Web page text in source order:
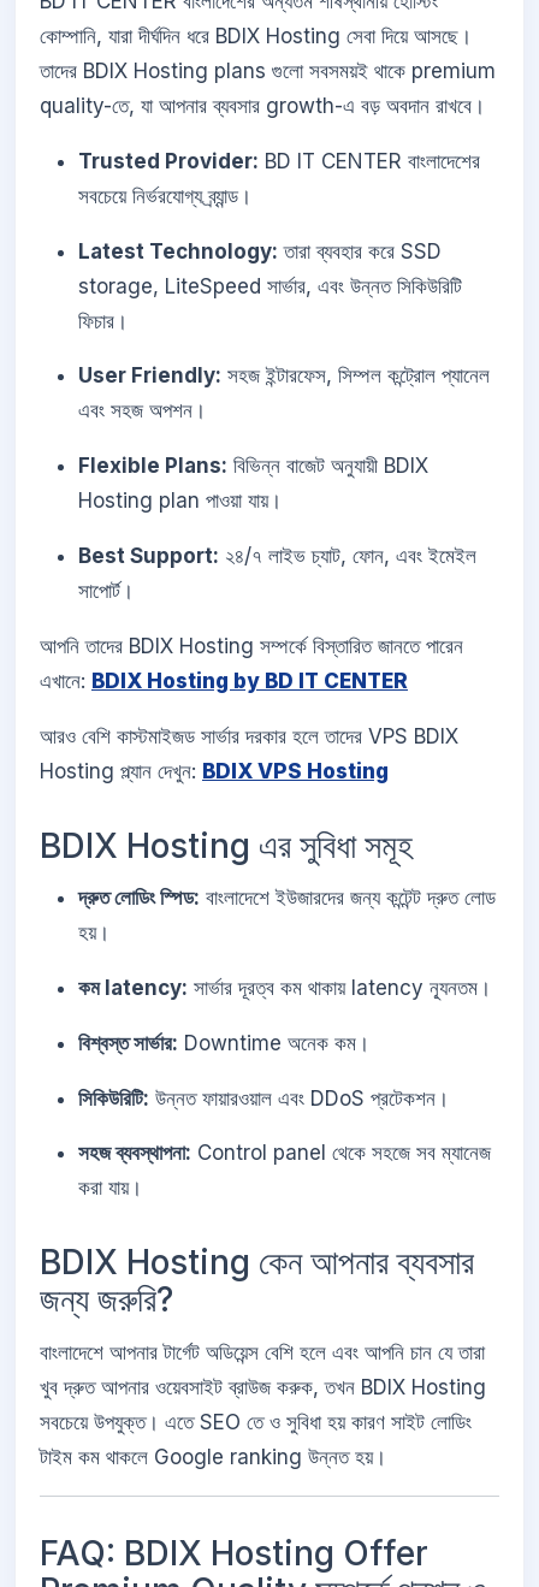
কোম্পানি, যারা দীর্ঘদিন ধরে BDIX Hosting সেবা দিয়ে আসছে।
তাদের BDIX Hosting plans গুলো সবসময়ই থাকে premium
quality-তে, যা আপনার ব্যবসার growth-এ বড় অবদান রাখবে।
Trusted Provider: BD IT CENTER বাংলাদেশের
সবচেয়ে নির্ভরযোগ্য ব্র্যান্ড।
Latest Technology: তারা ব্যবহার করে SSD
storage, LiteSpeed সার্ভার, এবং উন্নত সিকিউরিটি
ফিচার।
User Friendly: সহজ ইন্টারফেস, সিম্পল কন্ট্রোল প্যানেল
এবং সহজ অপশন।
Flexible Plans: বিভিন্ন বাজেট অনুযায়ী BDIX
Hosting plan পাওয়া যায়।
Best Support: ২৪/৭ লাইভ চ্যাট, ফোন, এবং ইমেইল
সাপোর্ট।
আপনি তাদের BDIX Hosting সম্পর্কে বিস্তারিত জানতে পারেন
এখানে: BDIX Hosting by BD IT CENTER
আরও বেশি কাস্টমাইজড সার্ভার দরকার হলে তাদের VPS BDIX
Hosting প্ল্যান দেখুন: BDIX VPS Hosting
BDIX Hosting এর সুবিধা সমূহ
দ্রুত লোডিং স্পিড: বাংলাদেশে ইউজারদের জন্য কন্টেন্ট দ্রুত লোড
হয়।
কম latency: সার্ভার দূরত্ব কম থাকায় latency ন্যূনতম।
বিশ্বস্ত সার্ভার: Downtime অনেক কম।
সিকিউরিটি: উন্নত ফায়ারওয়াল এবং DDoS প্রটেকশন।
সহজ ব্যবস্থাপনা: Control panel থেকে সহজে সব ম্যানেজ
করা যায়।
BDIX Hosting কেন আপনার ব্যবসার
জন্য জরুরি?
বাংলাদেশে আপনার টার্গেট অডিয়েন্স বেশি হলে এবং আপনি চান যে তারা
খুব দ্রুত আপনার ওয়েবসাইট ব্রাউজ করুক, তখন BDIX Hosting
সবচেয়ে উপযুক্ত। এতে SEO তে ও সুবিধা হয় কারণ সাইট লোডিং
টাইম কম থাকলে Google ranking উন্নত হয়।
FAQ: BDIX Hosting Offer